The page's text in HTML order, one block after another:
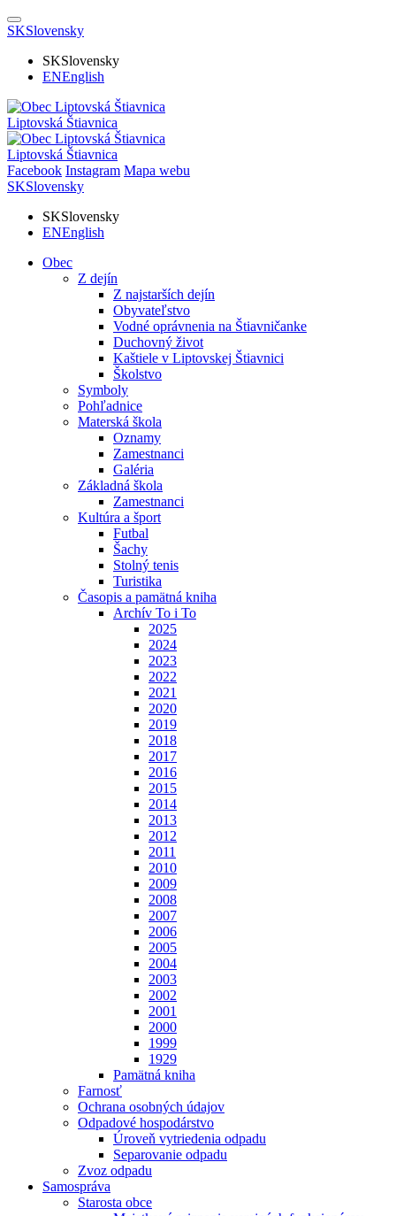
SKSlovensky
SKSlovensky
ENEnglish
Liptovská Štiavnica
Liptovská Štiavnica
Facebook Instagram Mapa webu
SKSlovensky
SKSlovensky
ENEnglish
Obec
Z dejín
Z najstarších dejín
Obyvateľstvo
Vodné oprávnenia na Štiavničanke
Duchovný život
Kaštiele v Liptovskej Štiavnici
Školstvo
Symboly
Pohľadnice
Materská škola
Oznamy
Zamestnanci
Galéria
Základná škola
Zamestnanci
Kultúra a šport
Futbal
Šachy
Stolný tenis
Turistika
Časopis a pamätná kniha
Archív To i To
2025
2024
2023
2022
2021
2020
2019
2018
2017
2016
2015
2014
2013
2012
2011
2010
2009
2008
2007
2006
2005
2004
2003
2002
2001
2000
1999
1929
Pamätná kniha
Farnosť
Ochrana osobných údajov
Odpadové hospodárstvo
Úroveň vytriedenia odpadu
Separovanie odpadu
Zvoz odpadu
Samospráva
Starosta obce